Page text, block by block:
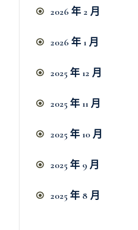
2026 年 2 月
2026 年 1 月
2025 年 12 月
2025 年 11 月
2025 年 10 月
2025 年 9 月
2025 年 8 月